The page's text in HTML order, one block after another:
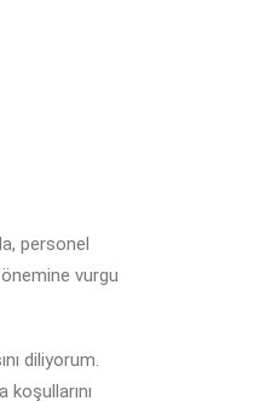
personel
vurgu
diliyorum.